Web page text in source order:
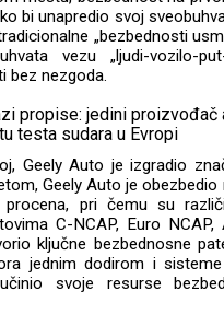
bi unapredio svoj
„bezbednosti
vezu „ljudi-vozilo-
bez nezgoda.
Geely Auto je izgradio
Geely Auto je obezbedio
pri čemu su
C-NCAP, Euro NCAP,
ključne bezbednosne
jednim dodirom i
svoje resurse